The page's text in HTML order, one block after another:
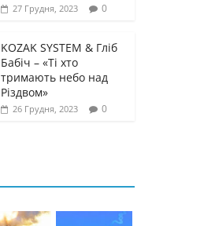
27 Грудня, 2023 0
KOZAK SYSTEM & Гліб
Бабіч – «Ті хто
тримають небо над
Різдвом»
26 Грудня, 2023 0